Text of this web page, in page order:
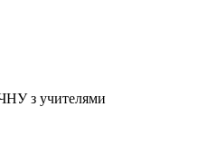
ЧНУ з учителями